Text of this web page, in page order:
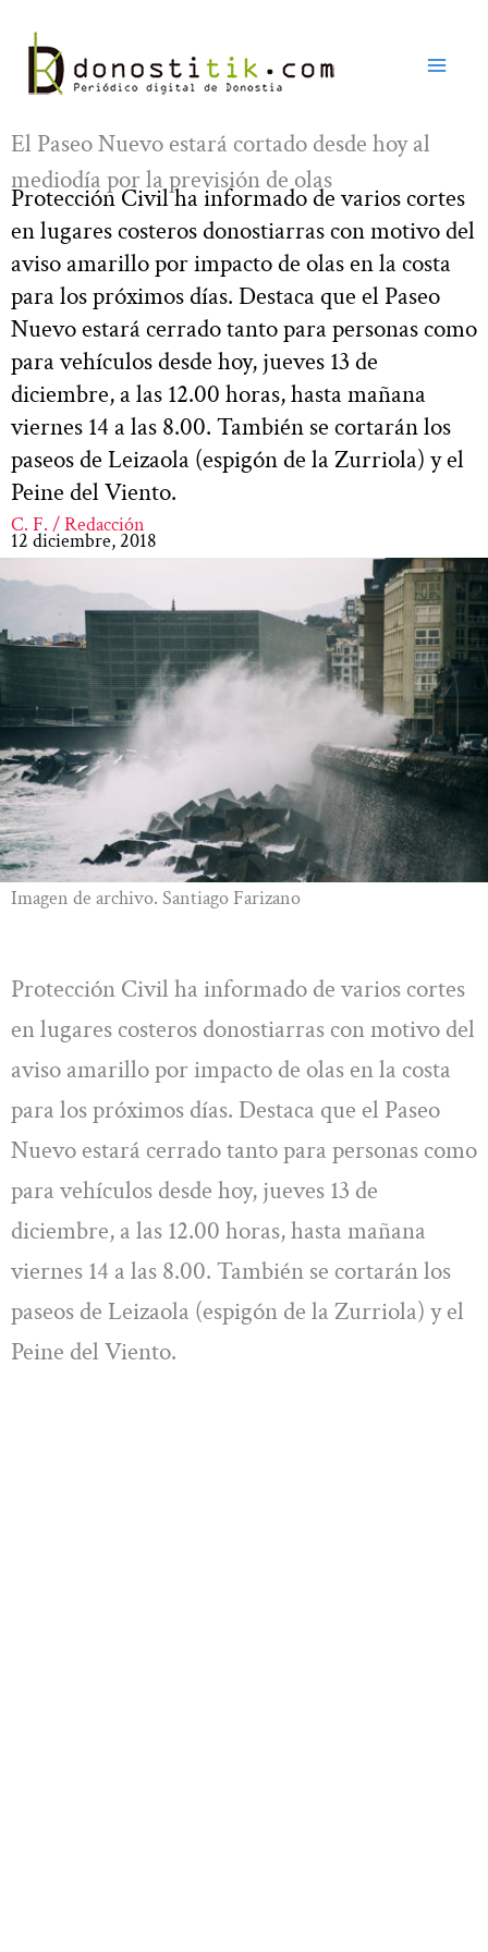
contenido
El Paseo Nuevo estará cortado desde hoy al
mediodía por la previsión de olas
Protección Civil ha informado de varios cortes
en lugares costeros donostiarras con motivo del
aviso amarillo por impacto de olas en la costa
para los próximos días. Destaca que el Paseo
Nuevo estará cerrado tanto para personas como
para vehículos desde hoy, jueves 13 de
diciembre, a las 12.00 horas, hasta mañana
viernes 14 a las 8.00. También se cortarán los
paseos de Leizaola (espigón de la Zurriola) y el
Peine del Viento.
C. F. / Redacción
12 diciembre, 2018
Imagen de archivo. Santiago Farizano
Protección Civil ha informado de varios cortes
en lugares costeros donostiarras con motivo del
aviso amarillo por impacto de olas en la costa
para los próximos días. Destaca que el Paseo
Nuevo estará cerrado tanto para personas como
para vehículos desde hoy, jueves 13 de
diciembre, a las 12.00 horas, hasta mañana
viernes 14 a las 8.00. También se cortarán los
paseos de Leizaola (espigón de la Zurriola) y el
Peine del Viento.